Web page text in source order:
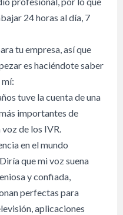
24 horas al día, 7
tu empresa, así que
es haciéndote saber
tuve la cuenta de una
importantes de
de los IVR.
en el mundo
que mi voz suena
y confiada,
perfectas para
aplicaciones